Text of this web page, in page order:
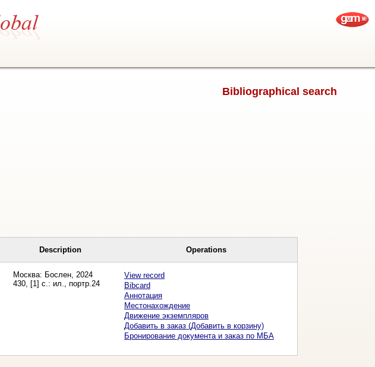
Bibliographical search
Description Operations
Москва: Бослен, 2024
430, [1] с.: ил., портр.24
View record
Bibcard
Аннотация
Местонахождение
Движение экземпляров
Добавить в заказ (Добавить в корзину)
Бронирование документа и заказ по МБА